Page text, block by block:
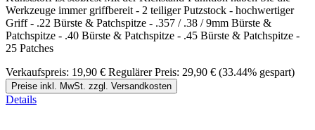
Werkzeuge immer griffbereit - 2 teiliger Putzstock - hochwertiger
Griff - .22 Bürste & Patchspitze - .357 / .38 / 9mm Bürste &
Patchspitze - .40 Bürste & Patchspitze - .45 Bürste & Patchspitze -
25 Patches
Verkaufspreis: 19,90 € Regulärer Preis: 29,90 € (33.44% gespart)
Preise inkl. MwSt. zzgl. Versandkosten
Details